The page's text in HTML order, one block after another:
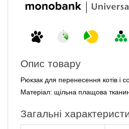
Опис товару
Рюкзак для перенесення котів і
Матеріал: щільна плащова
Загальні